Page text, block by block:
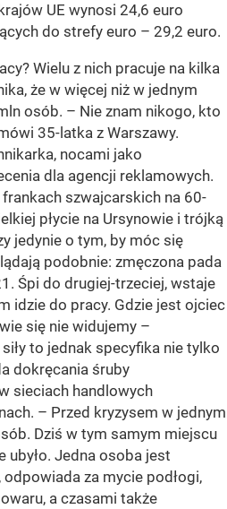
UE wynosi 24,6 euro
do strefy euro – 29,2 euro.
Wielu z nich pracuje na kilka
że w więcej niż w jednym
osób. – Nie znam nikogo, kto
35-latka z Warszawy.
nocami jako
dla agencji reklamowych.
szwajcarskich na 60-
płycie na Ursynowie i trójką
jedynie o tym, by móc się
podobnie: zmęczona pada
Śpi do drugiej-trzeciej, wstaje
idzie do pracy. Gdzie jest ojciec
się nie widujemy –
to jednak specyfika nie tylko
dokręcania śruby
sieciach handlowych
– Przed kryzysem w jednym
Dziś w tym samym miejscu
ubyło. Jedna osoba jest
za mycie podłogi,
a czasami także